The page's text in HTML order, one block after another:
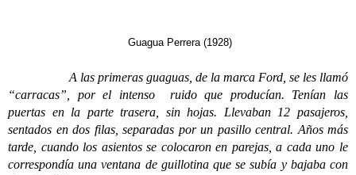
Guagua Perrera (1928)
A las primeras guaguas, de la marca Ford, se les llamó
“carracas”, por el intenso ruido que producían. Tenían las
puertas en la parte trasera, sin hojas. Llevaban 12 pasajeros,
sentados en dos filas, separadas por un pasillo central. Años más
tarde, cuando los asientos se colocaron en parejas, a cada uno le
correspondía una ventana de guillotina que se subía y bajaba con